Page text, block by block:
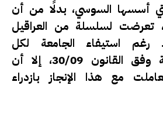
أسسها السوسي، بدلًا من أن
تعرضت لسلسلة من العراقيل
رغم استيفاء الجامعة لكل
المتطلبات القانونية وفق القانون 30/09، إلا أن
مع هذا الإنجاز بازدراء